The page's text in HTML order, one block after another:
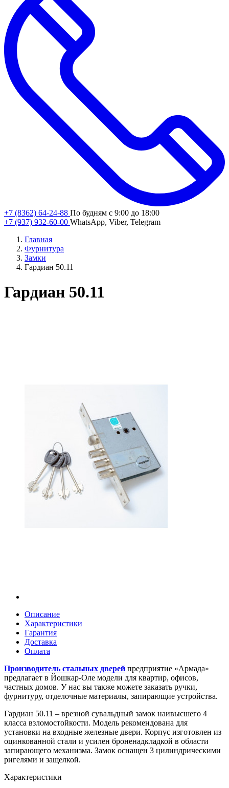
+7 (8362) 64-24-88 По будням с 9:00 до 18:00
+7 (937) 932-60-00 WhatsApp, Viber, Telegram
Главная
Фурнитура
Замки
Гардиан 50.11
Гардиан 50.11
Описание
Характеристики
Гарантия
Доставка
Оплата
Производитель стальных дверей предприятие «Армада»
предлагает в Йошкар-Оле модели для квартир, офисов,
частных домов. У нас вы также можете заказать ручки,
фурнитуру, отделочные материалы, запирающие устройства.
Гардиан 50.11 – врезной сувальдный замок наивысшего 4
класса взломостойкости. Модель рекомендована для
установки на входные железные двери. Корпус изготовлен из
оцинкованной стали и усилен броненадкладкой в области
запирающего механизма. Замок оснащен 3 цилиндрическими
ригелями и защелкой.
Характеристики